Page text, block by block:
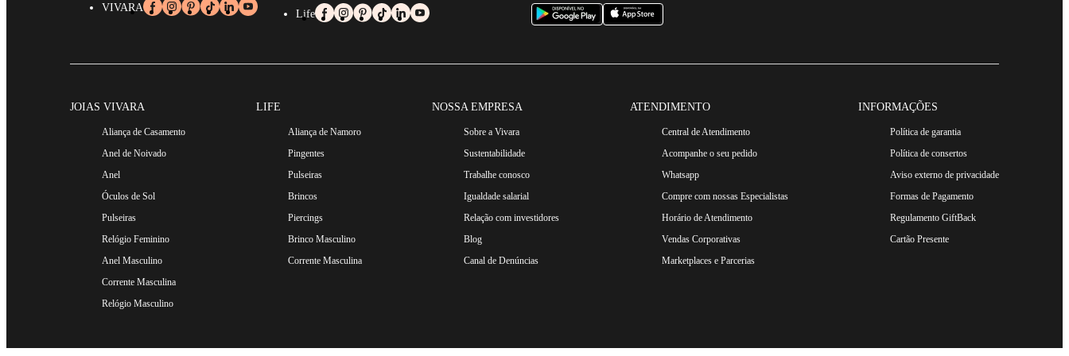
VIVARA
Life
JOIAS VIVARA
Aliança de Casamento
Anel de Noivado
Anel
Óculos de Sol
Pulseiras
Relógio Feminino
Anel Masculino
Corrente Masculina
Relógio Masculino
LIFE
Aliança de Namoro
Pingentes
Pulseiras
Brincos
Piercings
Brinco Masculino
Corrente Masculina
NOSSA EMPRESA
Sobre a Vivara
Sustentabilidade
Trabalhe conosco
Igualdade salarial
Relação com investidores
Blog
Canal de Denúncias
ATENDIMENTO
Central de Atendimento
Acompanhe o seu pedido
Whatsapp
Compre com nossas Especialistas
Horário de Atendimento
Vendas Corporativas
Marketplaces e Parcerias
INFORMAÇÕES
Política de garantia
Política de consertos
Aviso externo de privacidade
Formas de Pagamento
Regulamento GiftBack
Cartão Presente